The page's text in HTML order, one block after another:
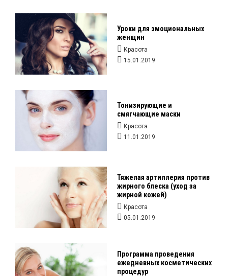
Уроки для эмоциональных
женщин
Красота
15.01.2019
Тонизирующие и
смягчающие маски
Красота
11.01.2019
Тяжелая артиллерия против
жирного блеска (уход за
жирной кожей)
Красота
05.01.2019
Программа проведения
ежедневных косметических
процедур